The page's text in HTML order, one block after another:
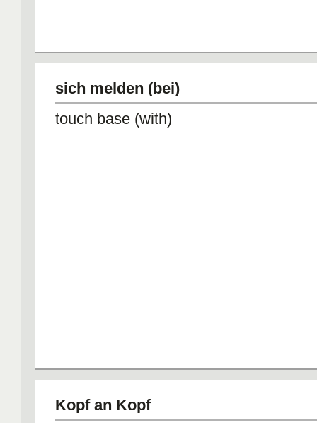
sich melden (bei)
touch base (with)
Kopf an Kopf